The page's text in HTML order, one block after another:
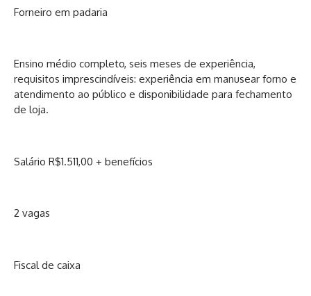
Forneiro em padaria
Ensino médio completo, seis meses de experiência,
requisitos imprescindíveis: experiência em manusear forno e
atendimento ao público e disponibilidade para fechamento
de loja.
Salário R$1.511,00 + benefícios
2 vagas
Fiscal de caixa